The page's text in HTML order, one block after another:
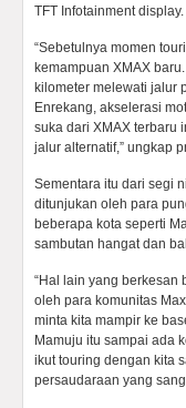
TFT Infotainment display.
“Sebetulnya momen
kemampuan XMAX
kilometer melewati jalur
Enrekang, akselerasi
suka dari XMAX terbaru
jalur alternatif,” ungkap
Sementara itu dari segi
ditunjukan oleh para
beberapa kota seperti
sambutan hangat dan
“Hal lain yang berkesan
oleh para komunitas
minta kita mampir ke
Mamuju itu sampai ada
ikut touring dengan kita
persaudaraan yang